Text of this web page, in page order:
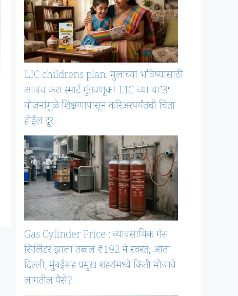
LIC childrens plan: मुलांच्या भविष्यासाठी
आजच करा स्मार्ट गुंतवणूक! LIC च्या या’3′
योजनांमुळे शिक्षणापासून करिअरपर्यंतची चिंता
होईल दूर.
Gas Cylinder Price : व्यावसायिक गॅस
सिलिंडर झाला तब्बल ₹192 ने स्वस्त; आता
दिल्ली, मुंबईसह प्रमुख शहरांमध्ये किती मोजावे
लागतील पैसे?